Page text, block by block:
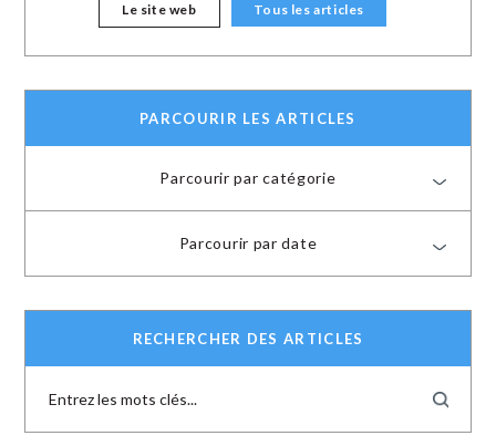
Le site web Tous les articles
PARCOURIR LES ARTICLES
Parcourir par catégorie
Parcourir par date
RECHERCHER DES ARTICLES